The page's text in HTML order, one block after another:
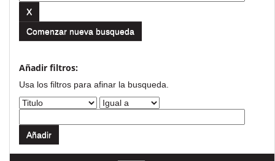
Comenzar nueva busqueda
Añadir filtros:
Usa los filtros para afinar la busqueda.